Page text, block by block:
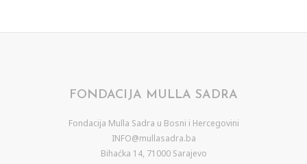
FONDACIJA MULLA SADRA
Fondacija Mulla Sadra u Bosni i Hercegovini
INFO@mullasadra.ba
Bihaćka 14, 71000 Sarajevo